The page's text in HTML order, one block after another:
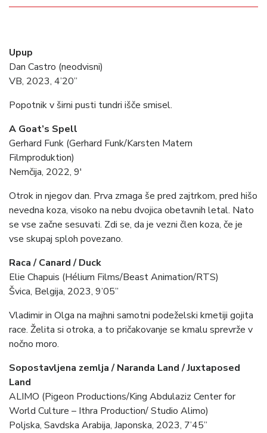
Upup
Dan Castro (neodvisni)
VB, 2023, 4’20”
Popotnik v širni pusti tundri išče smisel.
A Goat’s Spell
Gerhard Funk (Gerhard Funk/Karsten Matern
Filmproduktion)
Nemčija, 2022, 9′
Otrok in njegov dan. Prva zmaga še pred zajtrkom, pred hišo
nevedna koza, visoko na nebu dvojica obetavnih letal. Nato
se vse začne sesuvati. Zdi se, da je vezni člen koza, če je
vse skupaj sploh povezano.
Raca / Canard / Duck
Elie Chapuis (Hélium Films/Beast Animation/RTS)
Švica, Belgija, 2023, 9’05”
Vladimir in Olga na majhni samotni podeželski kmetiji gojita
race. Želita si otroka, a to pričakovanje se kmalu sprevrže v
nočno moro.
Sopostavljena zemlja / Naranda Land / Juxtaposed
Land
ALIMO (Pigeon Productions/King Abdulaziz Center for
World Culture – Ithra Production/ Studio Alimo)
Poljska, Savdska Arabija, Japonska, 2023, 7’45”